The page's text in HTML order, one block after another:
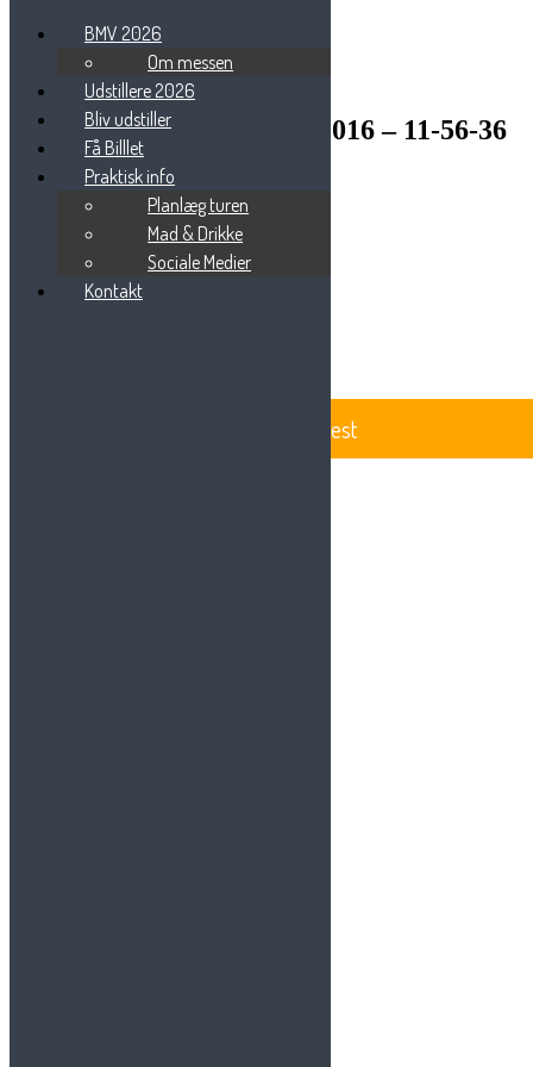
OSJ_0034 – 25september2016 – 11-56-36
Beauty Messe Vest
Vestre Ringvej 101
7000 Fredericia
BeautyMesse Vest
BMV 2026
Om messen
Udstillere 2026
Bliv udstiller
Få Billlet
Praktisk info
Planlæg turen
Mad & Drikke
Sociale Medier
Kontakt